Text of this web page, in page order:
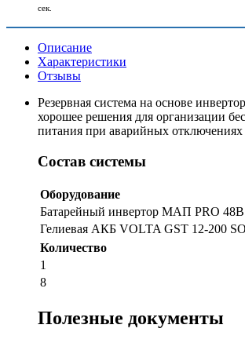
сек.
Описание
Характеристики
Отзывы
Резервная система на основе
хорошее решения для организации
питания при аварийных отключениях
Состав системы
Оборудование
Батарейный инвертор МАП PRO
Гелиевая АКБ VOLTA GST 12-200
Количество
1
8
Полезные документы